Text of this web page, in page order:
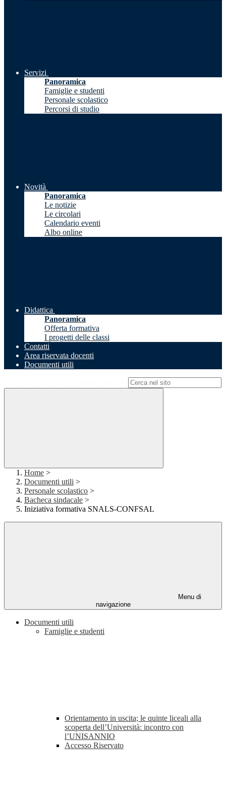
Servizi
Panoramica
Famiglie e studenti
Personale scolastico
Percorsi di studio
Novità
Panoramica
Le notizie
Le circolari
Calendario eventi
Albo online
Didattica
Panoramica
Offerta formativa
I progetti delle classi
Contatti
Area riservata docenti
Documenti utili
Home >
Documenti utili >
Personale scolastico >
Bacheca sindacale >
Iniziativa formativa SNALS-CONFSAL
Menu di
navigazione
Documenti utili
Famiglie e studenti
Orientamento in uscita; le quinte liceali alla
scoperta dell’Università: incontro con
l’UNISANNIO
Accesso Riservato